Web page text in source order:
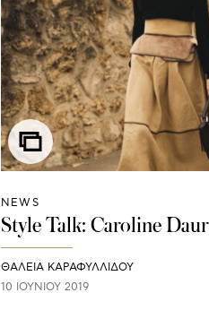
NEWS
Style Talk: Caroline Daur
ΘΑΛΕΙΑ ΚΑΡΑΦΥΛΛΙΔΟΥ
10 ΙΟΥΝΊΟΥ 2019